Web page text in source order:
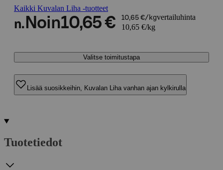
Kaikki Kuvalan Liha -tuotteet
n. Noin10,65 € 10,65 €/kgvertailuhinta
10,65 €/kg
Valitse toimitustapa
Lisää suosikkeihin, Kuvalan Liha vanhan ajan kylkirulla
Tuotetiedot